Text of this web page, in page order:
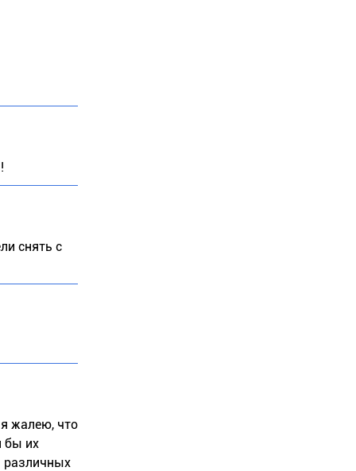
снять с
жалею, что
бы их
различных